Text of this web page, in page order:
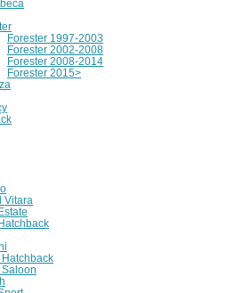
Forester 1997-2003
Forester 2002-2008
Forester 2008-2014
Forester 2015>
Vitara
Hatchback
Saloon